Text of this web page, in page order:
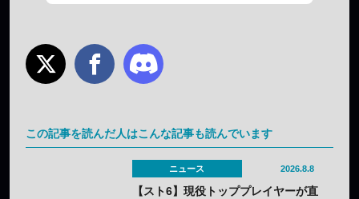
この記事を読んだ人はこんな記事も読んでいます
ニュース 2026.8.8
【スト6】現役トッププレイヤーが直